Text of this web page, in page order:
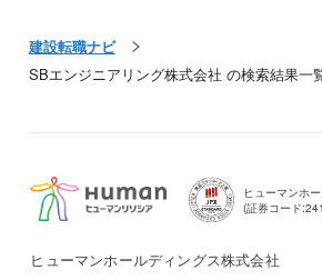
建設転職ナビ
SBエンジニアリング株式会社 の検索結果一
ヒューマンホ
(証券コード
ヒューマンホールディングス株式会社